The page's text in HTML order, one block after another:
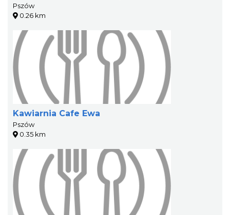
Pszów
0.26 km
Kawiarnia Cafe Ewa
Pszów
0.35 km